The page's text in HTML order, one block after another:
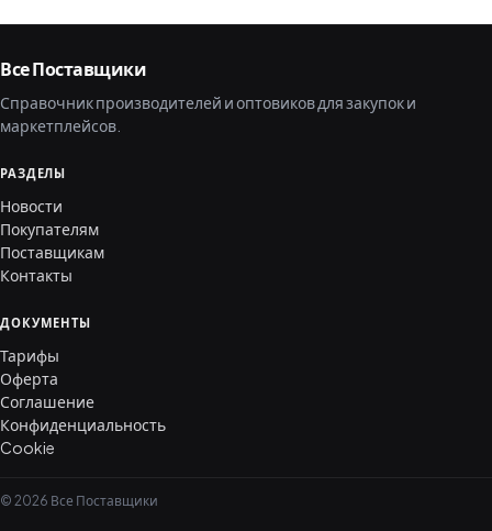
Все Поставщики
Справочник производителей и оптовиков для закупок и
маркетплейсов.
РАЗДЕЛЫ
Новости
Покупателям
Поставщикам
Контакты
ДОКУМЕНТЫ
Тарифы
Оферта
Соглашение
Конфиденциальность
Cookie
© 2026 Все Поставщики